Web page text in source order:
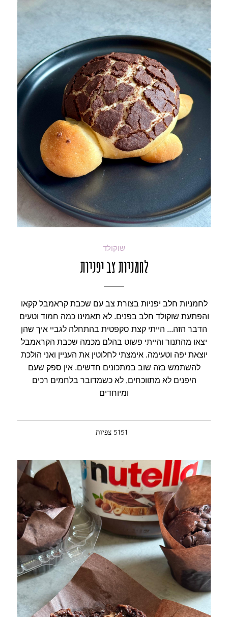
שוקולד
לחמניות צב יפניות
לחמניות חלב יפניות בצורת צב עם שכבת קראמבל קקאו
והפתעת שוקולד חלב בפנים. לא תאמינו כמה חמוד וטעים
הדבר הזה... הייתי קצת סקפטית בהתחלה לגביי איך שהן
יצאו מהתנור והייתי פשוט בהלם מכמה שכבת הקראמבל
יוצאת יפה וטעימה. אימצתי לחלוטין את העניין ואני הולכת
להשתמש בזה שוב במתכונים חדשים. אין ספק שעם
היפנים לא מתווכחים, לא כשמדובר בלחמים רכים
ומיוחדים
5151 צפיות